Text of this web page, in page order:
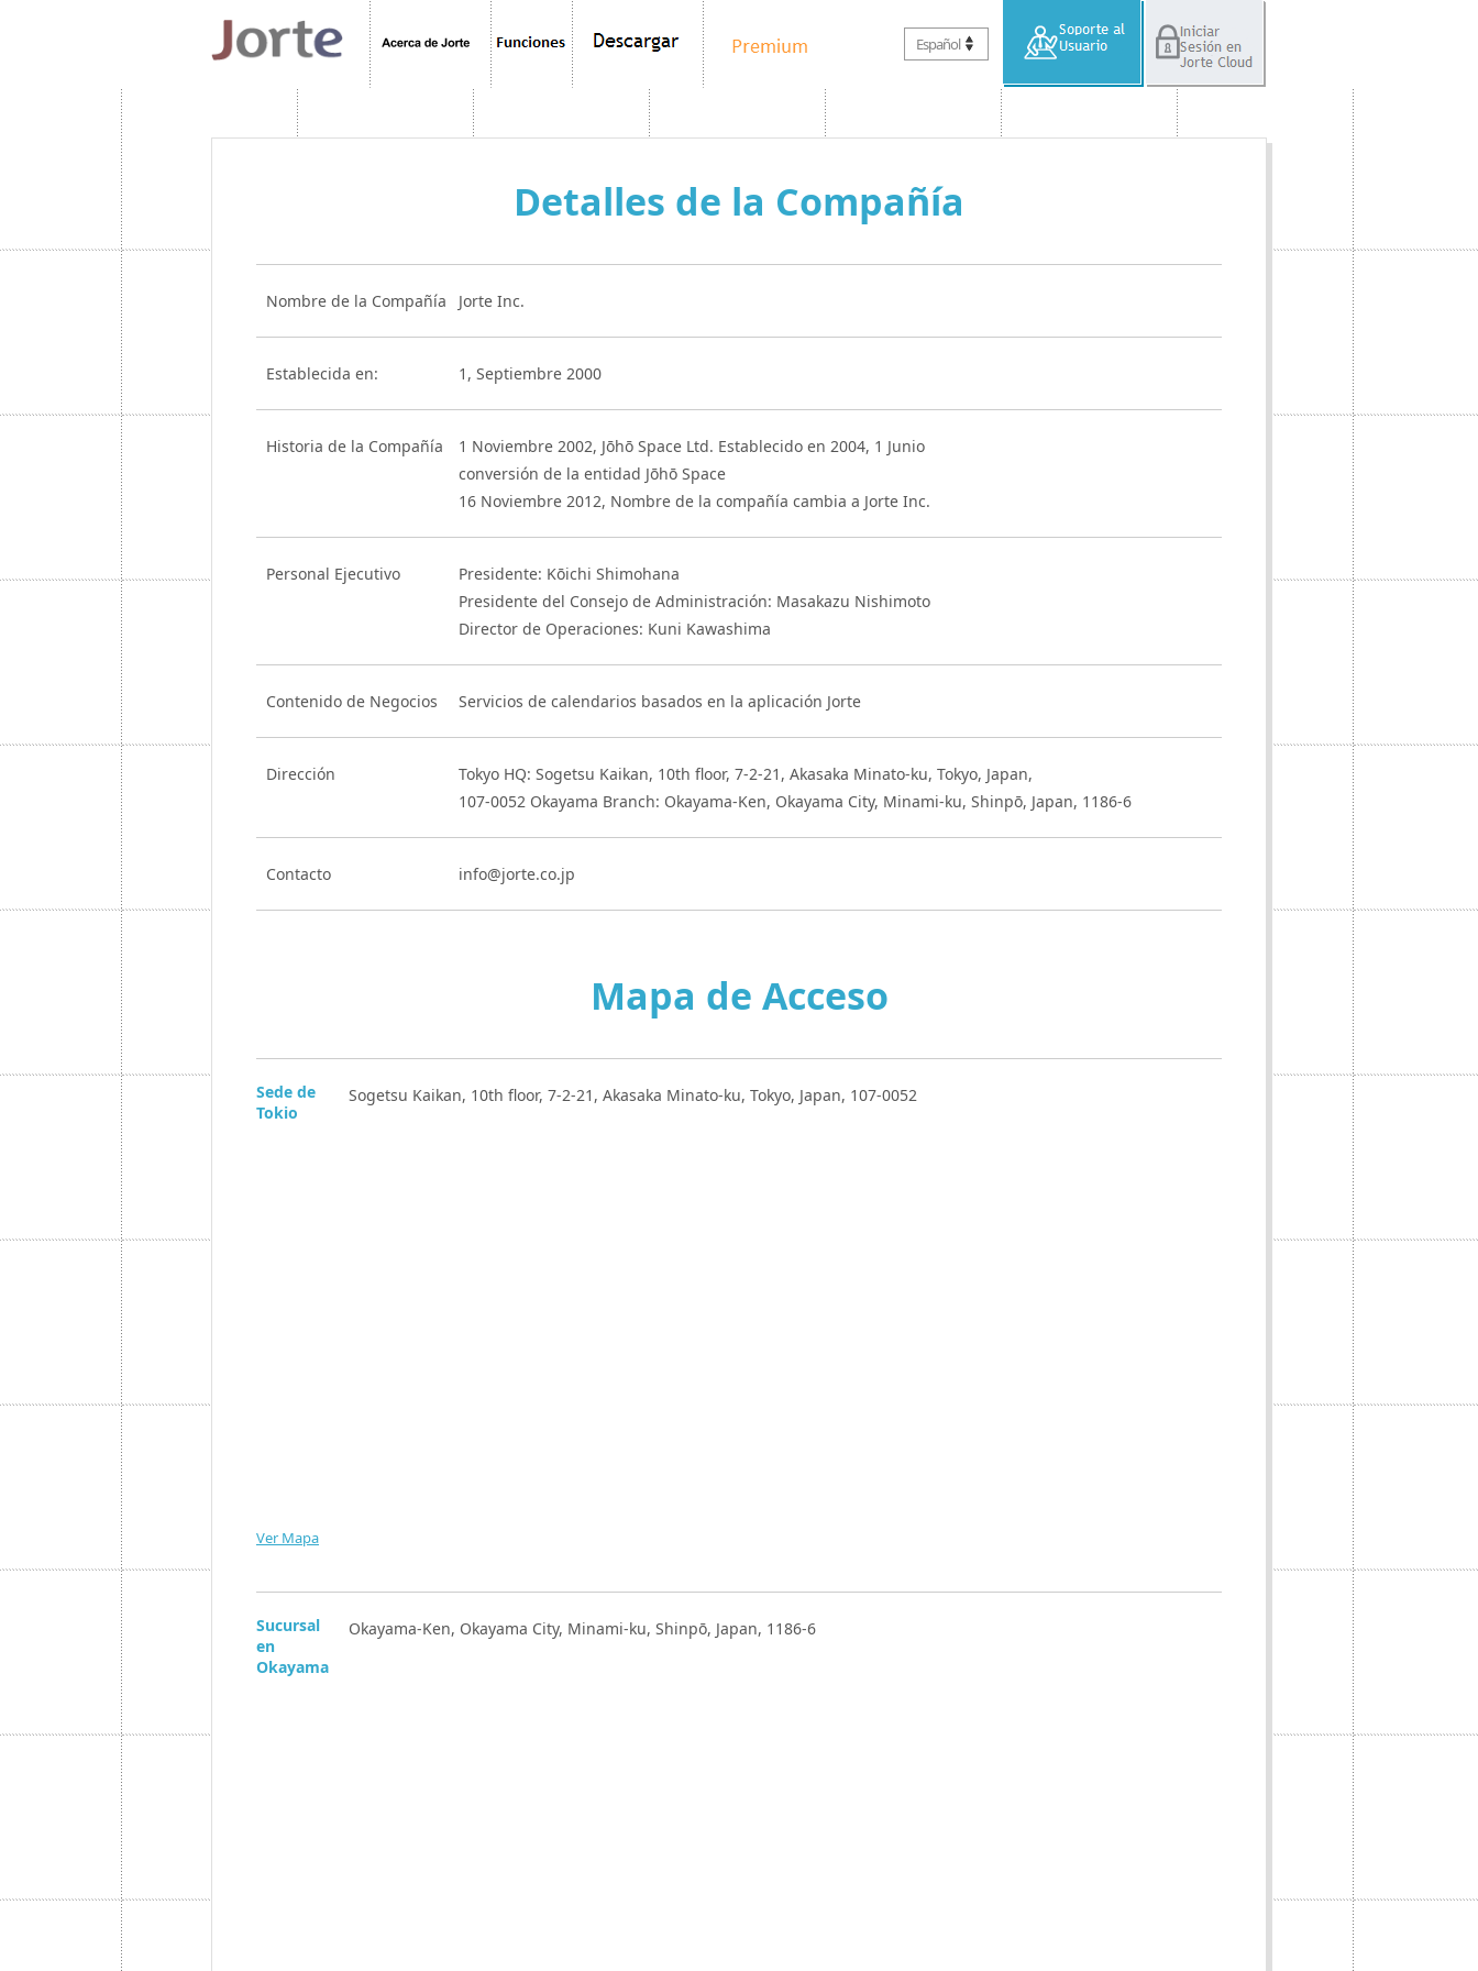
Español
Detalles de la Compañía
Nombre de la Compañía Jorte Inc.
Establecida en: 1, Septiembre 2000
Historia de la Compañía
1 Noviembre 2002, Jōhō Space Ltd. Establecido en 2004, 1 Junio
conversión de la entidad Jōhō Space
16 Noviembre 2012, Nombre de la compañía cambia a Jorte Inc.
Personal Ejecutivo
Presidente: Kōichi Shimohana
Presidente del Consejo de Administración: Masakazu Nishimoto
Director de Operaciones: Kuni Kawashima
Contenido de Negocios Servicios de calendarios basados en la aplicación Jorte
Dirección
Tokyo HQ: Sogetsu Kaikan, 10th floor, 7-2-21, Akasaka Minato-ku, Tokyo, Japan,
107-0052 Okayama Branch: Okayama-Ken, Okayama City, Minami-ku, Shinpō, Japan, 1186-6
Contacto info@jorte.co.jp
Mapa de Acceso
Sede de
Tokio
Sogetsu Kaikan, 10th floor, 7-2-21, Akasaka Minato-ku, Tokyo, Japan, 107-0052
Ver Mapa
Sucursal
en
Okayama
Okayama-Ken, Okayama City, Minami-ku, Shinpō, Japan, 1186-6